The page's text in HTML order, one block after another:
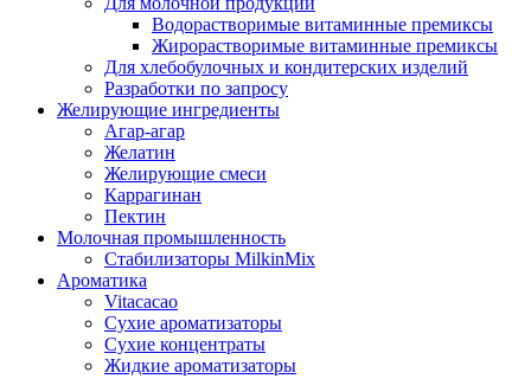
Водорастворимые витаминные премиксы
Жирорастворимые витаминные премиксы
Для хлебобулочных и кондитерских изделий
Разработки по запросу
Желирующие ингредиенты
Агар-агар
Желатин
Желирующие смеси
Каррагинан
Пектин
Молочная промышленность
Стабилизаторы MilkinMix
Ароматика
Vitacacao
Сухие ароматизаторы
Сухие концентраты
Жидкие ароматизаторы